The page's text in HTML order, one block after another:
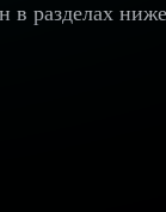
в разделах